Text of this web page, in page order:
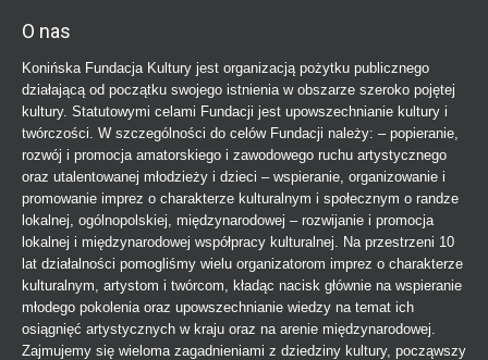
O nas
Konińska Fundacja Kultury jest organizacją pożytku publicznego
działającą od początku swojego istnienia w obszarze szeroko pojętej
kultury. Statutowymi celami Fundacji jest upowszechnianie kultury i
twórczości. W szczególności do celów Fundacji należy: – popieranie,
rozwój i promocja amatorskiego i zawodowego ruchu artystycznego
oraz utalentowanej młodzieży i dzieci – wspieranie, organizowanie i
promowanie imprez o charakterze kulturalnym i społecznym o randze
lokalnej, ogólnopolskiej, międzynarodowej – rozwijanie i promocja
lokalnej i międzynarodowej współpracy kulturalnej. Na przestrzeni 10
lat działalności pomogliśmy wielu organizatorom imprez o charakterze
kulturalnym, artystom i twórcom, kładąc nacisk głównie na wspieranie
młodego pokolenia oraz upowszechnianie wiedzy na temat ich
osiągnięć artystycznych w kraju oraz na arenie międzynarodowej.
Zajmujemy się wieloma zagadnieniami z dziedziny kultury, począwszy